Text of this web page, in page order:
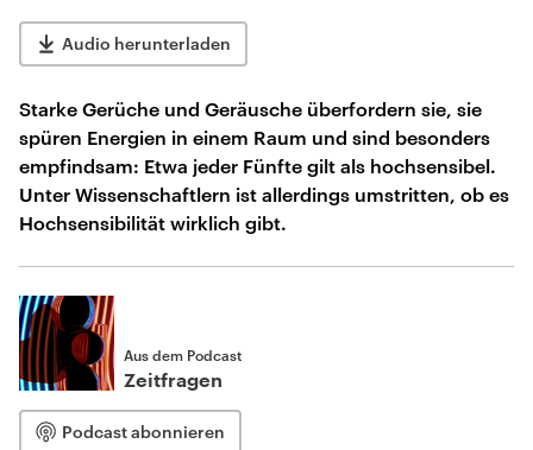
Audio herunterladen
Starke Gerüche und Geräusche überfordern sie, sie
spüren Energien in einem Raum und sind besonders
empfindsam: Etwa jeder Fünfte gilt als hochsensibel.
Unter Wissenschaftlern ist allerdings umstritten, ob es
Hochsensibilität wirklich gibt.
Aus dem Podcast
Zeitfragen
Podcast abonnieren